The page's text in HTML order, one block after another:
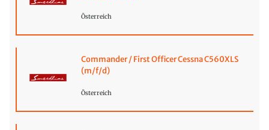
Österreich
Commander / First Officer Cessna C560XLS
(m/f/d)
Österreich